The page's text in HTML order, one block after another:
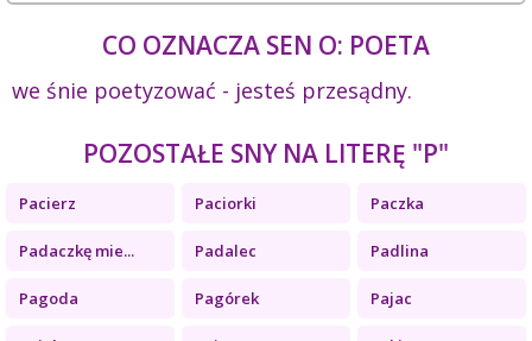
CO OZNACZA SEN O: POETA
we śnie poetyzować - jesteś przesądny.
POZOSTAŁE SNY NA LITERĘ "P"
Pacierz Paciorki Paczka
Padaczkę mie... Padalec Padlina
Pagoda Pagórek Pajac